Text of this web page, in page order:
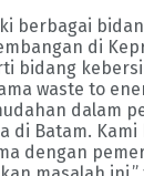
berbagai
di
bidang
waste to
dalam
di Batam.
dengan